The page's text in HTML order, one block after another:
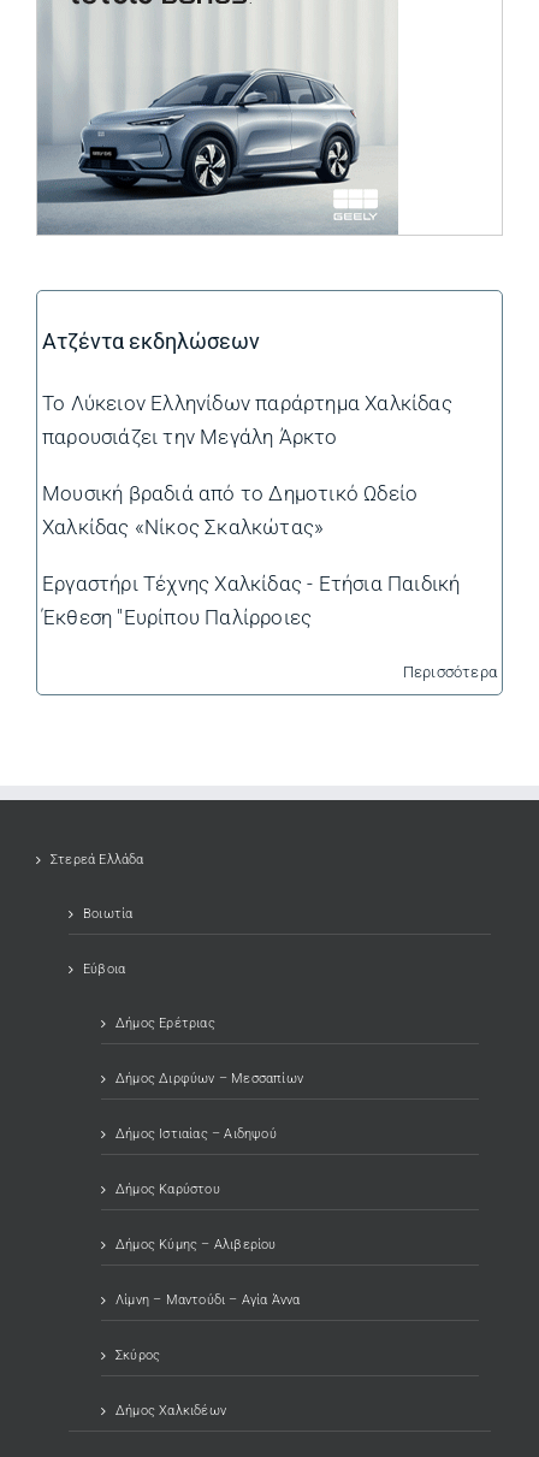
Ατζέντα εκδηλώσεων
Το Λύκειον Ελληνίδων παράρτημα Χαλκίδας
παρουσιάζει την Μεγάλη Άρκτο
Μουσική βραδιά από το Δημοτικό Ωδείο
Χαλκίδας «Νίκος Σκαλκώτας»
Εργαστήρι Τέχνης Χαλκίδας - Ετήσια Παιδική
Έκθεση "Ευρίπου Παλίρροιες
Περισσότερα
Στερεά Ελλάδα
Βοιωτία
Εύβοια
Δήμος Ερέτριας
Δήμος Διρφύων – Μεσσαπίων
Δήμος Ιστιαίας – Αιδηψού
Δήμος Καρύστου
Δήμος Κύμης – Αλιβερίου
Λίμνη – Μαντούδι – Αγία Άννα
Σκύρος
Δήμος Χαλκιδέων